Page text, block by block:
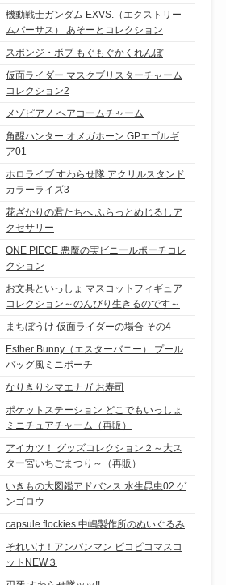
機動戦士ガンダム EXVS.（エクストリー
ムバーサス） あそーとコレクション
スポンジ・ボブ もぐもぐかくれんぼ
仮面ライダー マスクブリスターチャーム
コレクション2
メゾピアノ ヘアコームチャーム
角醒ハンター オメガホーン GPエゴルギ
ア01
ホロライブ すわらせ隊 アクリルスタンド
カラーライズ3
花ざかりの君たちへ ふらっとめじるしア
クセサリー
ONE PIECE 悪魔の実ビニールポーチコレ
クション
お文具といっしょ マスコットフィギュア
コレクション～のんびり生きるのです～
まちぼうけ 仮面ライダーの場合 その4
Esther Bunny（エスターバニー） プール
バッグ風ミニポーチ
なりきりシマエナガ お寿司
ポケットステーション どこでもいっしょ
ミニチュアチャーム（再販）
アイカツ！ グッズコレクション２～大ス
ター宮いちごまつり～（再販）
いきもの大図鑑アドバンス 水生昆虫02 ゲ
ンゴロウ
capsule flockies 中嶋製作所のぬいぐるみ
それいけ！アンパンマン ピコピコマスコ
ットNEW３